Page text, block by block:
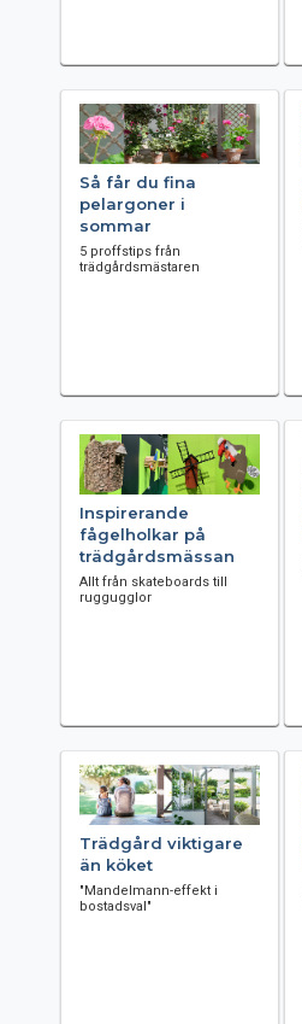
Så får du fina
pelargoner i
sommar
5 proffstips från
trädgårdsmästaren
Inspirerande
fågelholkar på
trädgårdsmässan
Allt från skateboards till
ruggugglor
Trädgård viktigare
än köket
"Mandelmann-effekt i
bostadsval"